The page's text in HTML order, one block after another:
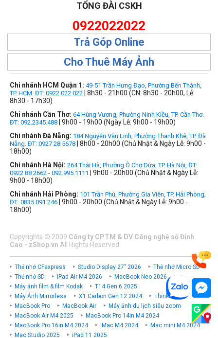
TỔNG ĐÀI CSKH
0922022022
Trả Góp Online
Cho Thuê Máy Ảnh
Chi nhánh HCM Quận 1: 49-51 Trần Hưng Đạo, Phường Bến Thành,
TP. HCM. ĐT: 0922 022 022 | 8h30 - 21h00 (CN: 8h30 - 20h00, Lễ:
8h30 - 17h30)
Chi nhánh Cần Thơ: 64 Hùng Vương, Phường Ninh Kiều, TP. Cần Thơ.
ĐT: 092.2345.488 | 9h00 - 19h00 (Ngày Lễ: 9h00 - 19h00)
Chi nhánh Đà Nẵng: 184 Nguyễn Văn Linh, Phường Thanh Khê, TP. Đà
Nẵng. ĐT: 0927 28 5678 | 8h00 - 20h00 (Chủ Nhật & Ngày Lễ: 9h00 -
18h00)
Chi nhánh Hà Nội: 264 Thái Hà, Phường Ô Chợ Dừa, TP. Hà Nội, ĐT:
0922 88 2662 - 092.995.1111
| 9h00 - 20h00 (Chủ Nhật & Ngày Lễ:
9h00 - 18h00)
Chi nhánh Hải Phòng: 101 Trần Phú, Phường Gia Viên, TP. Hải Phòng,
ĐT: 0835 091 246 | 9h00 - 20h00 (Chủ Nhật & Ngày Lễ: 9h00 -
18h00)
Copyrights © 2009 Công ty CPTM & DV Công nghệ số Đỉnh
Cao - zShop.vn All Rights Reserved
Thẻ nhớ CFexpress Studio Display 27" 2026
Thẻ nhớ Micro SD
Thẻ nhớ SD
iPad Air M4 2026
MacBook Neo 2026
Máy ảnh film & film Kodak
T14 Gen 6 2025
Máy Ảnh Mirrorless
X1 Carbon Gen 12 2024
ThinkPad P
MacBook Pro
MacBook Air
Máy ảnh du lịch siêu zoom
MacBook Air M4 2025
MacBook Pro 14in M4 2024
MacBook Pro 16in M4 2024
iMac M4 2024
Mac mini M4 2024
Mac Studio 2025
iPad 11 2025